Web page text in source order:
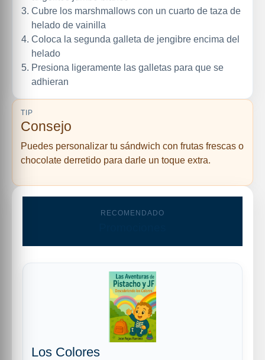
Cubre los marshmallows con un cuarto de taza de
helado de vainilla
Coloca la segunda galleta de jengibre encima del
helado
Presiona ligeramente las galletas para que se
adhieran
TIP
Consejo
Puedes personalizar tu sándwich con frutas frescas o
chocolate derretido para darle un toque extra.
RECOMENDADO
Los Colores